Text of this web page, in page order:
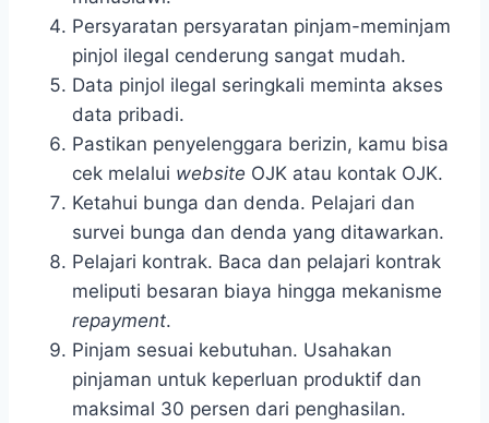
Persyaratan persyaratan pinjam-meminjam
pinjol ilegal cenderung sangat mudah.
Data pinjol ilegal seringkali meminta akses
data pribadi.
Pastikan penyelenggara berizin, kamu bisa
cek melalui website OJK atau kontak OJK.
Ketahui bunga dan denda. Pelajari dan
survei bunga dan denda yang ditawarkan.
Pelajari kontrak. Baca dan pelajari kontrak
meliputi besaran biaya hingga mekanisme
repayment.
Pinjam sesuai kebutuhan. Usahakan
pinjaman untuk keperluan produktif dan
maksimal 30 persen dari penghasilan.